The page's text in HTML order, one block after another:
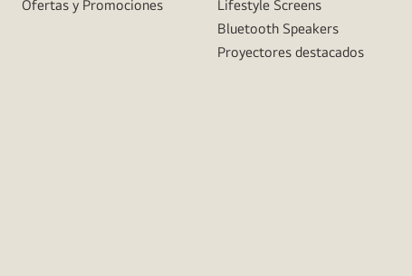
Ofertas y Promociones
Lifestyle Screens
Bluetooth Speakers
Proyectores destacados